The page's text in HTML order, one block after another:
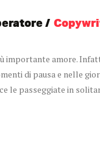
importante amore.
di pausa e nelle
le passeggiate in